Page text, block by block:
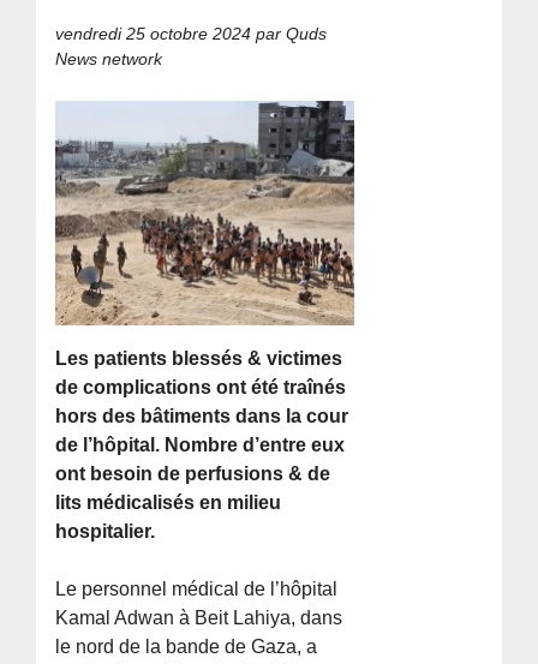
vendredi 25 octobre 2024 par Quds
News network
Les patients blessés & victimes
de complications ont été traînés
hors des bâtiments dans la cour
de l’hôpital. Nombre d’entre eux
ont besoin de perfusions & de
lits médicalisés en milieu
hospitalier.
Le personnel médical de l’hôpital
Kamal Adwan à Beit Lahiya, dans
le nord de la bande de Gaza, a